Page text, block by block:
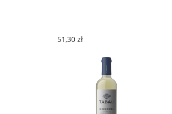
51,30 zł